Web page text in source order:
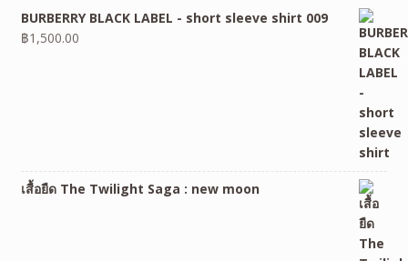
BURBERRY BLACK LABEL - short sleeve shirt 009
฿1,500.00
เสื้อยืด The Twilight Saga : new moon